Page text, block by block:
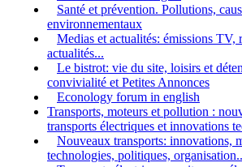
Santé et prévention. Pollutions,
environnementaux
Medias et actualités: émissions TV,
actualités...
Le bistrot: vie du site, loisirs et
convivialité et Petites Annonces
Econology forum in english
Transports, moteurs et pollution :
transports électriques et innovations
Nouveaux transports: innovations,
technologies, politiques,